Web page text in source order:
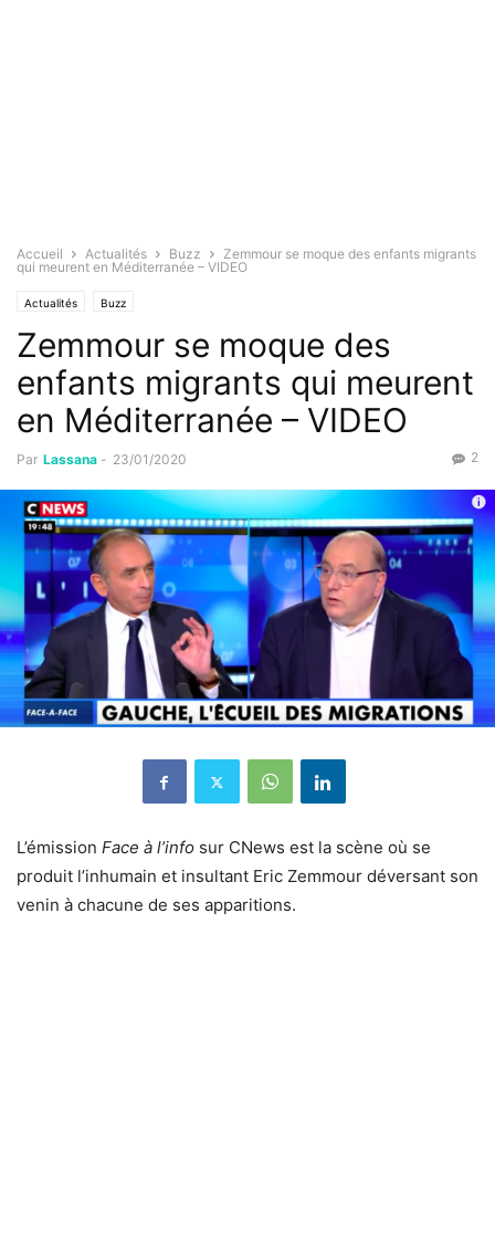
Accueil Actualités Buzz
Zemmour se moque des enfants migrants
qui meurent en Méditerranée – VIDEO
Actualités Buzz
Zemmour se moque des
enfants migrants qui meurent
en Méditerranée – VIDEO
Par Lassana - 23/01/2020 2
L’émission Face à l’info sur CNews est la scène où se
produit l’inhumain et insultant Eric Zemmour déversant son
venin à chacune de ses apparitions.